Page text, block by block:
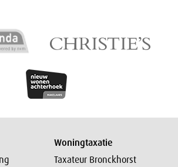
Woningtaxatie
Taxateur Bronckhorst